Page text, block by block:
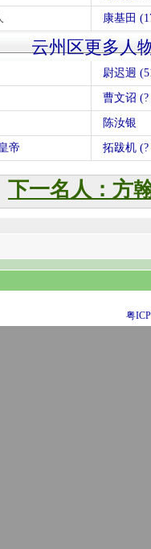
康基田
云州区更多人
尉迟迥
曹文诏 (?
陈汝银
帝 拓跋机
下一名人：方
粤